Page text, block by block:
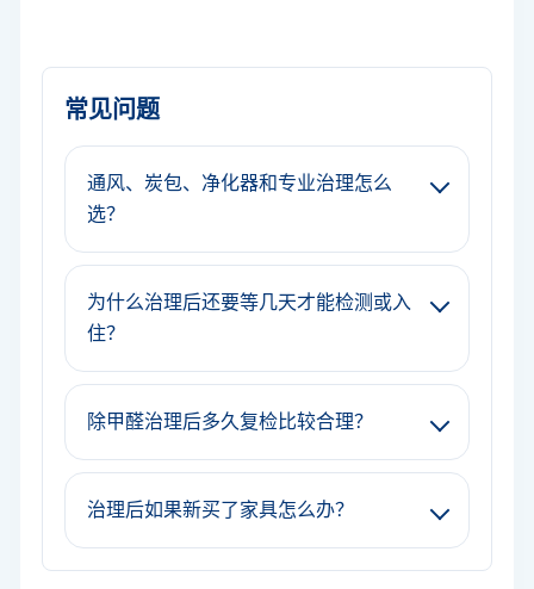
常见问题
通风、炭包、净化器和专业治理怎么
选？
为什么治理后还要等几天才能检测或入
住？
除甲醛治理后多久复检比较合理？
治理后如果新买了家具怎么办？